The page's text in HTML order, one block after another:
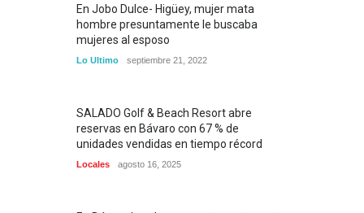
En Jobo Dulce- Higüey, mujer mata
hombre presuntamente le buscaba
mujeres al esposo
Lo Ultimo septiembre 21, 2022
SALADO Golf & Beach Resort abre
reservas en Bávaro con 67 % de
unidades vendidas en tiempo récord
Locales agosto 16, 2025